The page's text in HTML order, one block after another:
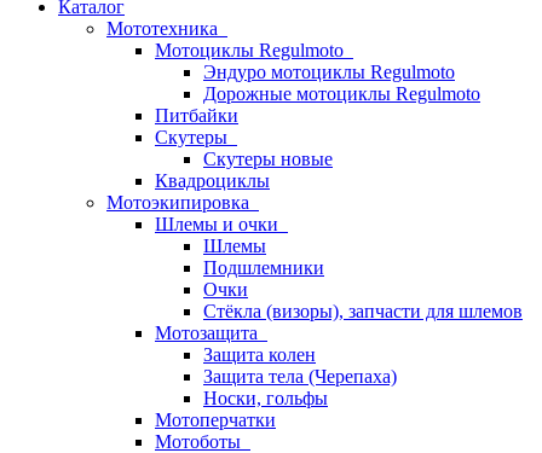
Каталог
Мототехника
Мотоциклы Regulmoto
Эндуро мотоциклы Regulmoto
Дорожные мотоциклы Regulmoto
Питбайки
Скутеры
Скутеры новые
Квадроциклы
Мотоэкипировка
Шлемы и очки
Шлемы
Подшлемники
Очки
Стёкла (визоры), запчасти для шлемов
Мотозащита
Защита колен
Защита тела (Черепаха)
Носки, гольфы
Мотоперчатки
Мотоботы